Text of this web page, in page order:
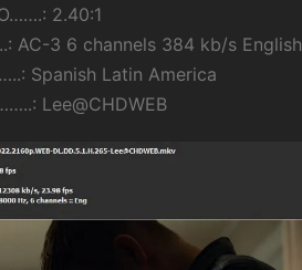
2.40:1
AC-3 6 channels 384 kb/s English
Spanish Latin America
Lee@CHDWEB